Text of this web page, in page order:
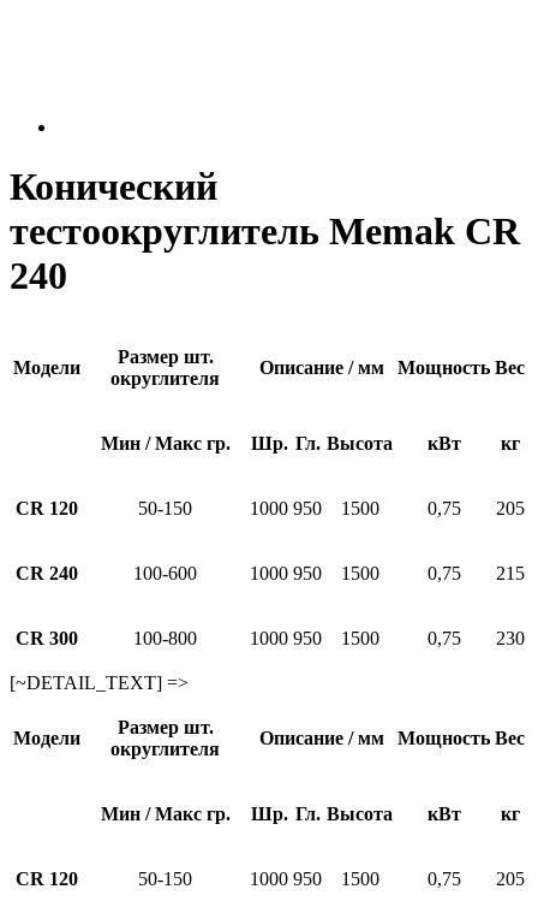
Конический
тестоокруглитель Memak CR
240
Модели
Размер шт.
округлителя
Описание / мм Мощность Вес
Mин / Макс гр. Шр. Гл. Высота кВт кг
CR 120 50-150 1000 950 1500 0,75 205
CR 240 100-600 1000 950 1500 0,75 215
CR 300 100-800 1000 950 1500 0,75 230
[~DETAIL_TEXT] =>
Модели
Размер шт.
округлителя
Описание / мм Мощность Вес
Mин / Макс гр. Шр. Гл. Высота кВт кг
CR 120 50-150 1000 950 1500 0,75 205